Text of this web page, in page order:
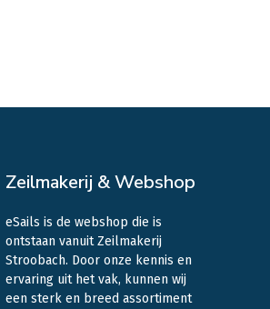
Zeilmakerij & Webshop
eSails is de webshop die is
ontstaan vanuit Zeilmakerij
Stroobach. Door onze kennis en
ervaring uit het vak, kunnen wij
een sterk en breed assortiment